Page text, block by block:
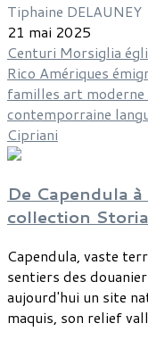
Tiphaine DELAUNEY
21 mai 2025
Centuri Morsiglia
Rico Amériques
familles art moderne
contemporraine
Cipriani
De Capendula
collection
Capendula, vaste
sentiers des
aujourd'hui un site
maquis, son relief